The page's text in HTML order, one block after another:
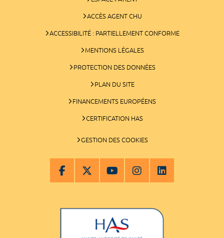
ACCÈS AGENT CHU
ACCESSIBILITÉ : PARTIELLEMENT CONFORME
MENTIONS LÉGALES
PROTECTION DES DONNÉES
PLAN DU SITE
FINANCEMENTS EUROPÉENS
CERTIFICATION HAS
GESTION DES COOKIES